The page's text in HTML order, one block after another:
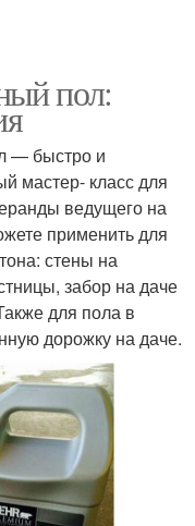
пол:
— быстро и
мастер- класс для
ведущего на
применить для
стены на
забор на даче
для пола в
дорожку на даче.